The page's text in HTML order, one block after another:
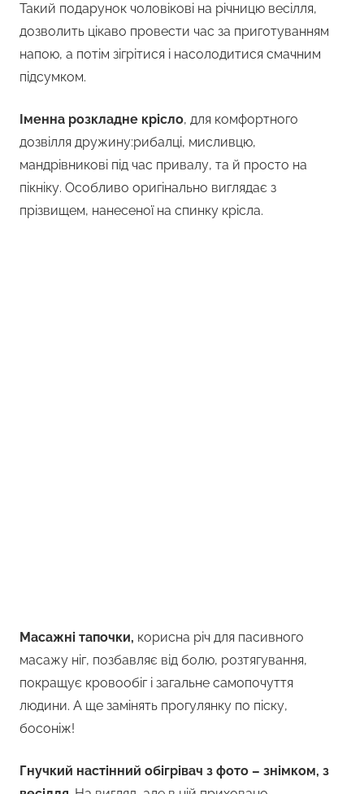
Такий подарунок чоловікові на річницю весілля,
дозволить цікаво провести час за приготуванням
напою, а потім зігрітися і насолодитися смачним
підсумком.
Іменна розкладне крісло, для комфортного
дозвілля дружину:рибалці, мисливцю,
мандрівникові під час привалу, та й просто на
пікніку. Особливо оригінально виглядає з
прізвищем, нанесеної на спинку крісла.
Масажні тапочки, корисна річ для пасивного
масажу ніг, позбавляє від болю, розтягування,
покращує кровообіг і загальне самопочуття
людини. А ще замінять прогулянку по піску,
босоніж!
Гнучкий настінний обігрівач з фото – знімком, з